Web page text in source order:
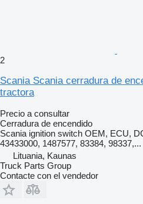
2
Scania Scania cerradura de
tractora
Precio a consultar
Cerradura de encendido
Scania ignition switch OEM, ECU,
43433000, 1487577, 83384, 98337,...
Lituania, Kaunas
Truck Parts Group
Contacte con el vendedor